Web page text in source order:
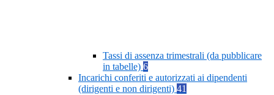
Tassi di assenza trimestrali (da pubblicare
in tabelle) 6
Incarichi conferiti e autorizzati ai dipendenti
(dirigenti e non dirigenti) 41